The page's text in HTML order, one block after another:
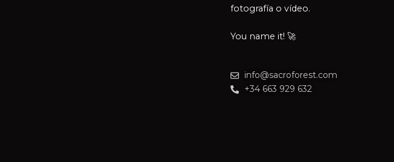
fotografía o vídeo.
You name it! 🚀
info@sacroforest.com
+34 663 929 632